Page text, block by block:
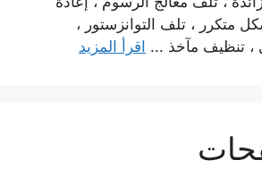
متكرر ، تلف التوانزستور ،
، تنظيف مآخذ ... اقرأ المزيد